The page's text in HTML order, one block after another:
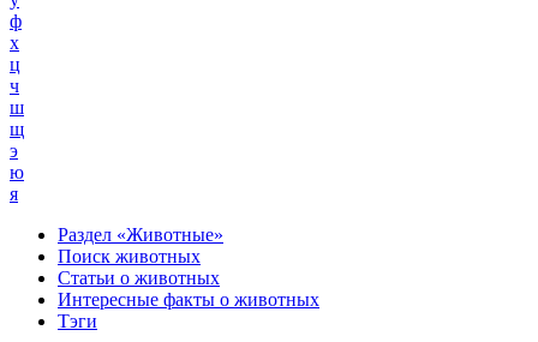
ф
х
ц
ч
ш
щ
э
ю
я
Раздел «Животные»
Поиск животных
Статьи о животных
Интересные факты о животных
Тэги